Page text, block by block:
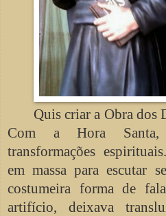
Quis criar a Obra dos
Com a Hora Santa,
transformações
em massa para escutar
costumeira forma de
artifício, deixava